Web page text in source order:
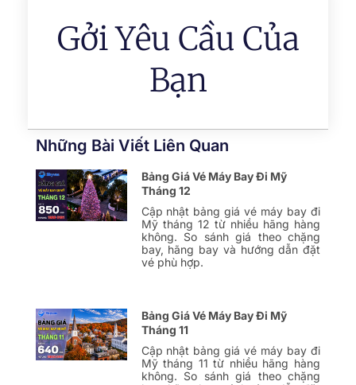
Gởi Yêu Cầu Của
Bạn
Những Bài Viết Liên Quan
Bảng Giá Vé Máy Bay Đi Mỹ
Tháng 12
Cập nhật bảng giá vé máy bay đi
Mỹ tháng 12 từ nhiều hãng hàng
không. So sánh giá theo chặng
bay, hãng bay và hướng dẫn đặt
vé phù hợp.
Bảng Giá Vé Máy Bay Đi Mỹ
Tháng 11
Cập nhật bảng giá vé máy bay đi
Mỹ tháng 11 từ nhiều hãng hàng
không. So sánh giá theo chặng